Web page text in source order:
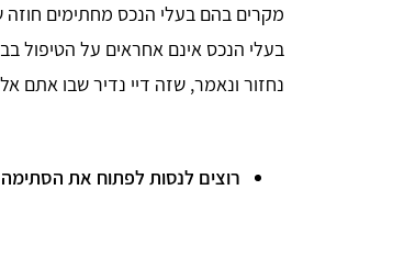
מקרים בהם בעלי הנכס מחתימים
בעלי הנכס אינם אחראים על הטיפול
נחזור ונאמר, שזה דיי נדיר שבו אתם
רוצים לנסות לפתוח את